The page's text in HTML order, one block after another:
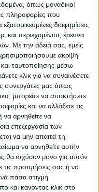
όπως μοναδικοί
πληροφορίες που
διαφημίσεις
και περιεχομένου, έρευνα
Με την άδειά σας, εμείς
ακριβή
ταυτοποίησης μέσω
κλικ για να συναινέσετε
συνεργάτες μας όπως
μπορείτε να αποκτήσετε
και να αλλάξετε τις
να αρνηθείτε να
επεξεργασία των
να μην απαιτεί τη
να αρνηθείτε αυτήν
θα ισχύουν μόνο για αυτόν
προτιμήσεις σας ή να
πάσα στιγμή
και κάνοντας κλικ στο
Εφημερίδα της Καρδίτσας